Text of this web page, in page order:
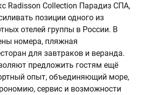
Radisson Collection Парадиз СПА,
позиции одного из
отелей группы в России. В
номера, пляжная
для завтраков и веранда.
предложить гостям ещё
опыт, объединяющий море,
сервис и возможности